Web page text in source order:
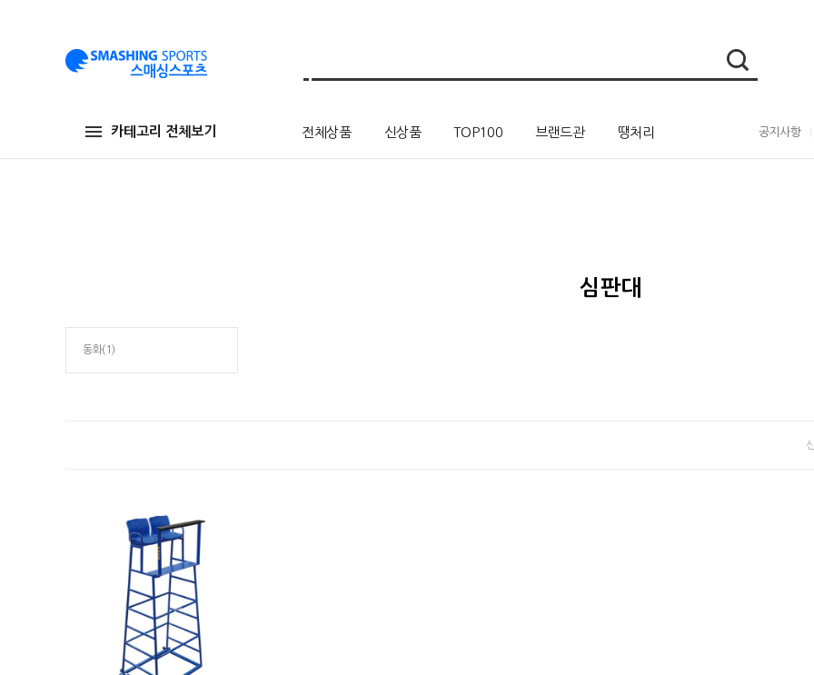
카테고리 전체보기 전체상품 신상품 TOP100 브랜드관 땡처리 공지사항
심판대
동화(1)